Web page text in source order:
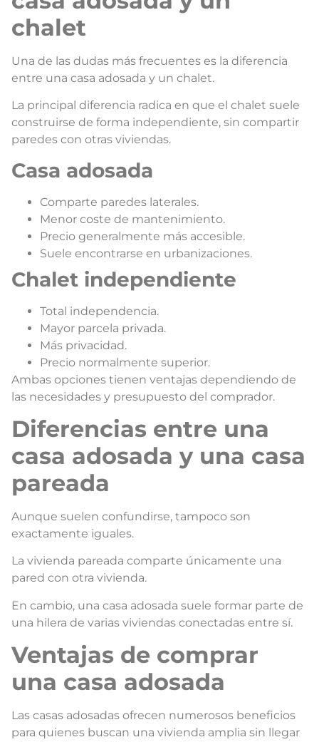
chalet
Una de las dudas más frecuentes es la diferencia
entre una casa adosada y un chalet.
La principal diferencia radica en que el chalet suele
construirse de forma independiente, sin compartir
paredes con otras viviendas.
Casa adosada
Comparte paredes laterales.
Menor coste de mantenimiento.
Precio generalmente más accesible.
Suele encontrarse en urbanizaciones.
Chalet independiente
Total independencia.
Mayor parcela privada.
Más privacidad.
Precio normalmente superior.
Ambas opciones tienen ventajas dependiendo de
las necesidades y presupuesto del comprador.
Diferencias entre una
casa adosada y una casa
pareada
Aunque suelen confundirse, tampoco son
exactamente iguales.
La vivienda pareada comparte únicamente una
pared con otra vivienda.
En cambio, una casa adosada suele formar parte de
una hilera de varias viviendas conectadas entre sí.
Ventajas de comprar
una casa adosada
Las casas adosadas ofrecen numerosos beneficios
para quienes buscan una vivienda amplia sin llegar